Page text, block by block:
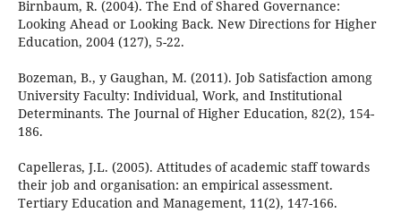
Birnbaum, R. (2004). The End of Shared Governance:
Looking Ahead or Looking Back. New Directions for Higher
Education, 2004 (127), 5-22.
Bozeman, B., y Gaughan, M. (2011). Job Satisfaction among
University Faculty: Individual, Work, and Institutional
Determinants. The Journal of Higher Education, 82(2), 154-
186.
Capelleras, J.L. (2005). Attitudes of academic staff towards
their job and organisation: an empirical assessment.
Tertiary Education and Management, 11(2), 147-166.